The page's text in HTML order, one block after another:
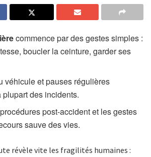
commence par des gestes simples :
boucler la ceinture, garder ses
véhicule et pauses régulières
des incidents.
post-accident et les gestes
sauve des vies.
révèle vite les fragilités humaines :